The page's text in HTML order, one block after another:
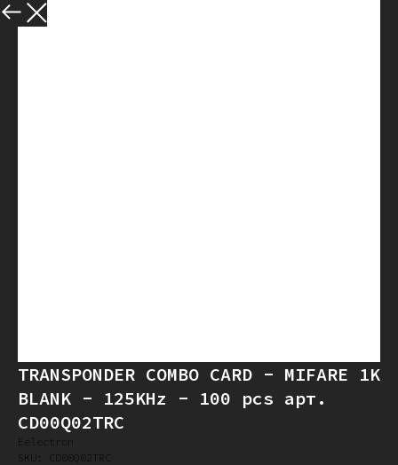
Назад
TRANSPONDER COMBO CARD - MIFARE 1K
BLANK - 125KHz - 100 pcs арт.
CD00Q02TRC
Eelectron
SKU:
CD00Q02TRC